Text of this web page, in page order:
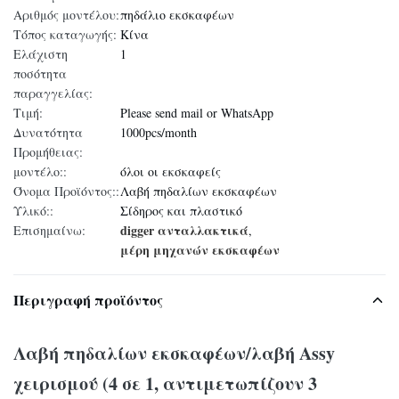
Αριθμός μοντέλου:πηδάλιο εκσκαφέων
Τόπος καταγωγής: Κίνα
Ελάχιστη
ποσότητα
παραγγελίας:
1
Τιμή:
Please send mail or WhatsApp
Δυνατότητα
Προμήθειας:
1000pcs/month
μοντέλο::
όλοι οι εκσκαφείς
Όνομα Προϊόντος::Λαβή πηδαλίων εκσκαφέων
Υλικό::
Σίδηρος και πλαστικό
Επισημαίνω:
digger ανταλλακτικά,
μέρη μηχανών εκσκαφέων
Περιγραφή προϊόντος
Λαβή πηδαλίων εκσκαφέων/λαβή Assy
χειρισμού (4 σε 1, αντιμετωπίζουν 3